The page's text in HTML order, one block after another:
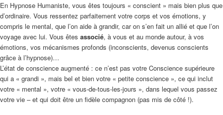
En Hypnose Humaniste, vous êtes toujours « conscient » mais bien plus que
d’ordinaire. Vous ressentez parfaitement votre corps et vos émotions, y
compris le mental, que l’on aide à grandir, car on s’en fait un allié et que l’on
voyage avec lui. Vous êtes associé, à vous et au monde autour, à vos
émotions, vos mécanismes profonds (inconscients, devenus conscients
grâce à l’hypnose)…
L’état de conscience augmenté : ce n’est pas votre Conscience supérieure
qui a « grandi », mais bel et bien votre « petite conscience », ce qui inclut
votre « mental », votre « vous-de-tous-les-jours », dans lequel vous passez
votre vie – et qui doit être un fidèle compagnon (pas mis de côté !).